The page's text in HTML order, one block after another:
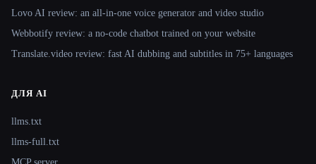
Lovo AI review: an all-in-one voice generator and video studio
Webbotify review: a no-code chatbot trained on your website
Translate.video review: fast AI dubbing and subtitles in 75+ languages
ДЛЯ AI
llms.txt
llms-full.txt